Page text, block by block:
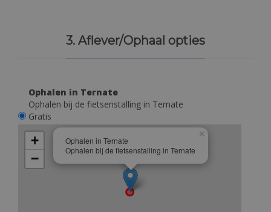
3. Aflever/Ophaal opties
Ophalen in Ternate
Ophalen bij de fietsenstalling in Ternate
Gratis
Ophalen in Ternate
Ophalen bij de fietsenstalling in Ternate
×
+
−